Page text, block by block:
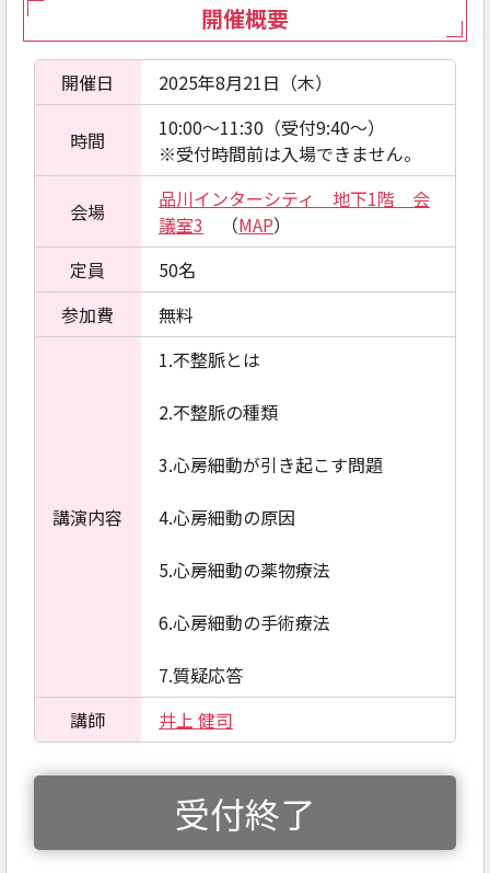
開催概要
開催日 2025年8月21日（木）
時間
10:00～11:30（受付9:40～）
※受付時間前は入場できません。
会場
品川インターシティ 地下1階 会
議室3 （MAP）
定員
50名
参加費
無料
講演内容
1.不整脈とは
2.不整脈の種類
3.心房細動が引き起こす問題
4.心房細動の原因
5.心房細動の薬物療法
6.心房細動の手術療法
7.質疑応答
講師
井上 健司
受付終了